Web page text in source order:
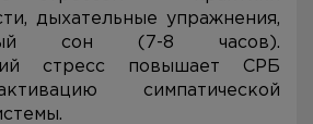
дыхательные упражнения,
сон (7-8 часов).
стресс повышает СРБ
симпатической